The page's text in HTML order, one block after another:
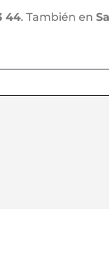
44. También en